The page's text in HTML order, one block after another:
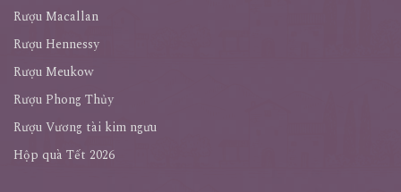
Rượu Macallan
Rượu Hennessy
Rượu Meukow
Rượu Phong Thủy
Rượu Vương tài kim ngưu
Hộp quà Tết 2026